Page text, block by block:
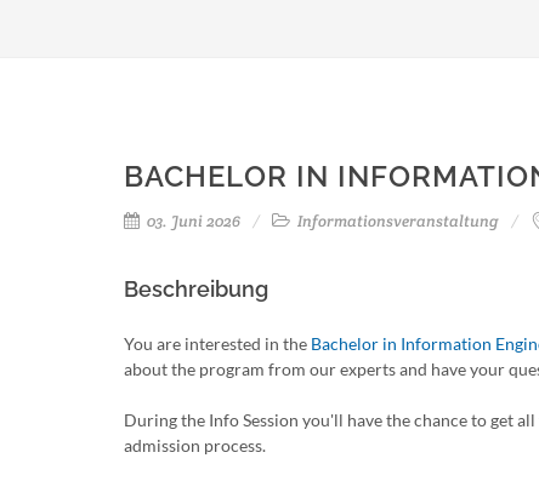
BACHELOR IN
03. Juni 2026 Informationsveranstaltung
Beschreibung
You are interested in the Bachelor in Information
about the program from our experts and have your
During the Info Session you'll have the chance to get
admission process.